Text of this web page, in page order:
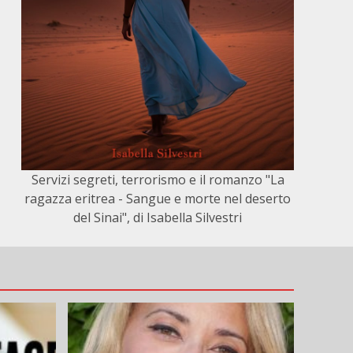
Servizi segreti, terrorismo e il romanzo "La
ragazza eritrea - Sangue e morte nel deserto
del Sinai", di Isabella Silvestri